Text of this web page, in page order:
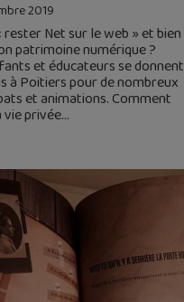
2019
Net sur le web » et bien
patrimoine numérique ?
et éducateurs se donnent
à Poitiers pour de nombreux
et animations. Comment
privée